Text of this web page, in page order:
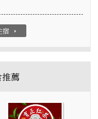
宿 arrow_right
薦